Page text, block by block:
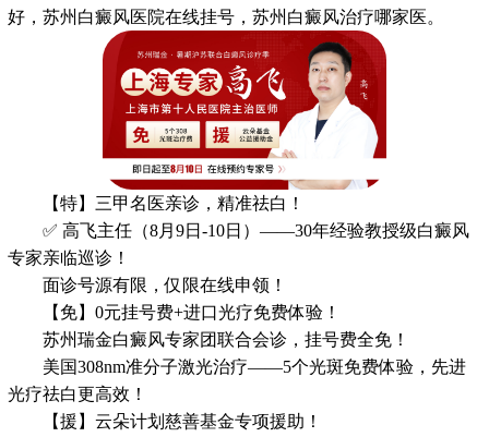
好，苏州白癜风医院在线挂号，苏州白癜风治疗哪家医。
【特】三甲名医亲诊，精准祛白！
✅ 高飞主任（8月9日-10日）——30年经验教授级白癜风
专家亲临巡诊！
面诊号源有限，仅限在线申领！
【免】0元挂号费+进口光疗免费体验！
苏州瑞金白癜风专家团联合会诊，挂号费全免！
美国308nm准分子激光治疗——5个光斑免费体验，先进
光疗祛白更高效！
【援】云朵计划慈善基金专项援助！